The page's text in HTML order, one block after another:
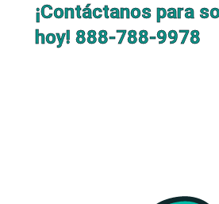
¡Contáctanos para
hoy! 888-788-9978